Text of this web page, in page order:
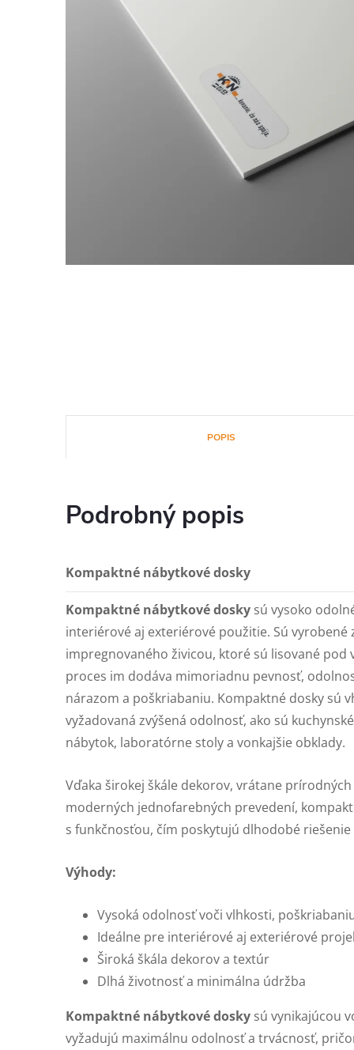
POPIS
Podrobný popis
Kompaktné nábytkové dosky
Kompaktné nábytkové dosky sú vysoko
interiérové aj exteriérové použitie. Sú vyrobené
impregnovaného živicou, ktoré sú lisované pod
proces im dodáva mimoriadnu pevnosť,
nárazom a poškriabaniu. Kompaktné dosky sú
vyžadovaná zvýšená odolnosť, ako sú
nábytok, laboratórne stoly a vonkajšie obklady.
Vďaka širokej škále dekorov, vrátane
moderných jednofarebných prevedení,
s funkčnosťou, čím poskytujú dlhodobé
Výhody:
Vysoká odolnosť voči vlhkosti,
Ideálne pre interiérové aj exteriérové
Široká škála dekorov a textúr
Dlhá životnosť a minimálna údržba
Kompaktné nábytkové dosky sú vynikajúcou
vyžadujú maximálnu odolnosť a trvácnosť,